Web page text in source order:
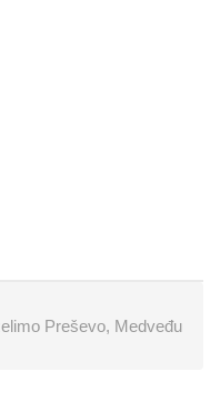
Preševo, Medveđu